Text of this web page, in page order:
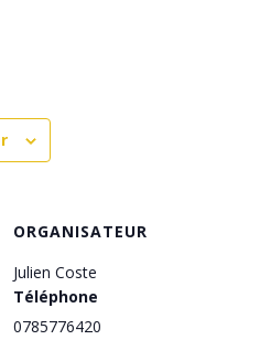
ORGANISATEUR
Julien Coste
Téléphone
0785776420